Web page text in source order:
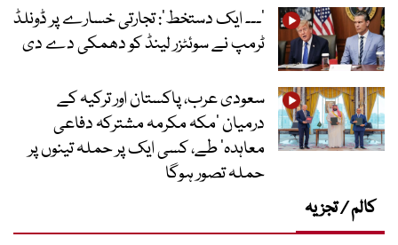
’۔۔۔ ایک دستخط‘: تجارتی خسارے پر ڈونلڈ
ٹرمپ نے سوئٹزر لینڈ کو دھمکی دے دی
سعودی عرب، پاکستان اور ترکیہ کے
درمیان ’مکہ مکرمہ مشترکہ دفاعی
معاہدہ‘ طے، کسی ایک پر حملہ تینوں پر
حملہ تصور ہوگا
کالم / تجزیہ